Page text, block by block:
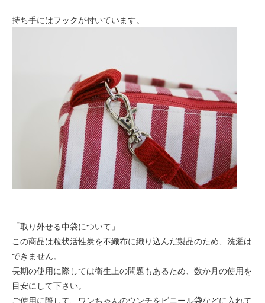
持ち手にはフックが付いています。
「取り外せる中袋について」
この商品は粒状活性炭を不織布に織り込んだ製品のため、洗濯は
できません。
長期の使用に際しては衛生上の問題もあるため、数か月の使用を
目安にして下さい。
ご使用に際して、ワンちゃんのウンチをビニール袋などに入れて